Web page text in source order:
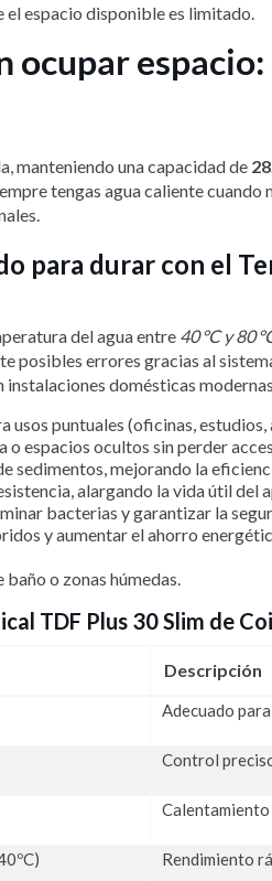
espacio disponible es limitado.
manteniendo una capacidad de
tengas agua caliente cuando
para durar con el
del agua entre 40 °C y 80
posibles errores gracias al
domésticas
usos puntuales (oficinas, estudios,
o espacios ocultos sin perder
sedimentos, mejorando la
alargando la vida útil del
bacterias y garantizar la
y aumentar el ahorro
o zonas húmedas.
TDF Plus 30 Slim de
Descripción
Adecuado
Control
Rendimiento